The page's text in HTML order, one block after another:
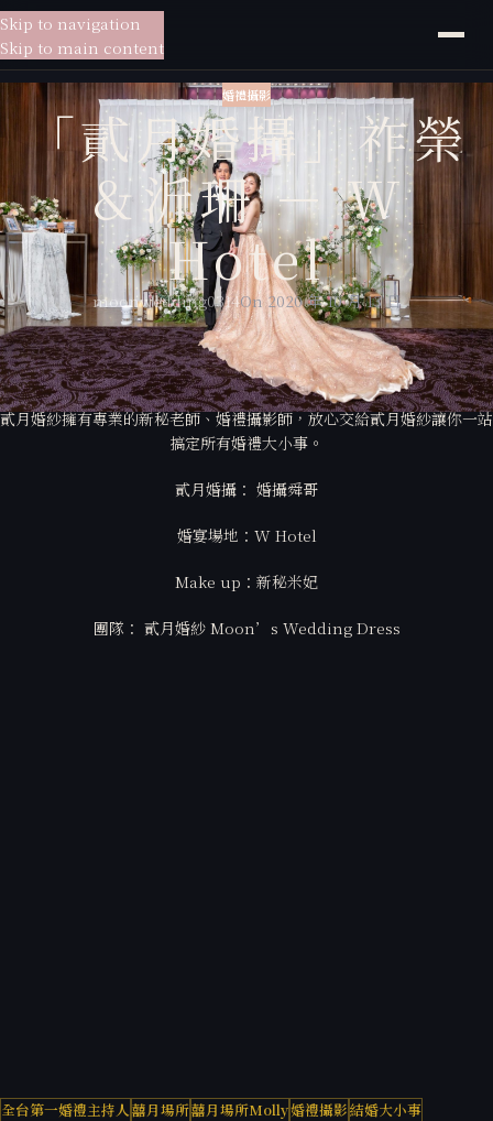
貳月婚紗
Skip to navigation
Skip to main content
婚禮攝影
「貳月婚攝」祚榮
＆沂珊 － W
Hotel
moonwedding0314On 2020 年 10 月 13 日
貳月婚紗給你一站式的服務，
從婚紗拍攝到宴客現場，為你量身訂製專屬於你的婚紗包套，
貳月婚紗擁有專業的新秘老師、婚禮攝影師，放心交給貳月婚紗讓你一站
搞定所有婚禮大小事。
貳月婚攝： 婚攝舜哥
婚宴場地：W Hotel
Make up：新秘米妃
團隊： 貳月婚紗 Moon’s Wedding Dress
全台第一婚禮主持人囍月場所囍月場所Molly婚禮攝影結婚大小事